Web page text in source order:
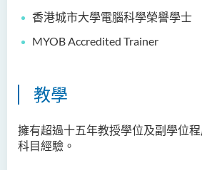
香港城市大學電腦科學榮譽學士
MYOB Accredited Trainer
教學
擁有超過十五年教授學位及副學位
科目經驗。